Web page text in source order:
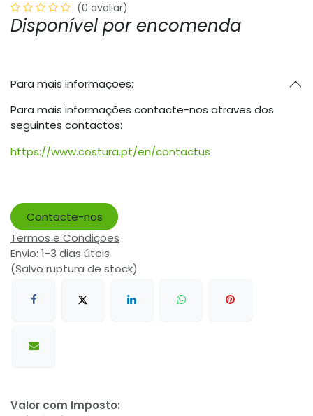
(0 avaliar)
Disponível por encomenda
Para mais informações:
Para mais informações contacte-nos atraves dos
seguintes contactos:
https://www.costura.pt/en/contactus
Contacte-nos
Termos e Condições
Envio: 1-3 dias úteis
(Salvo ruptura de stock)
Valor com Imposto: